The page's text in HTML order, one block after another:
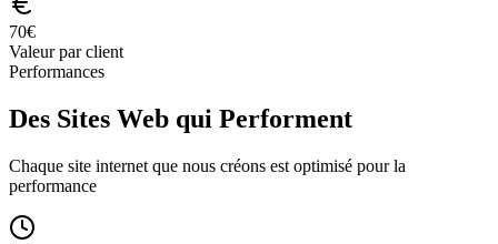
70€
Valeur par client
Performances
Des Sites Web qui Performent
Chaque site internet que nous créons est optimisé pour la
performance